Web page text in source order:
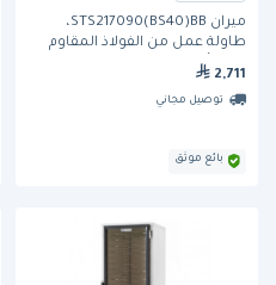
ميران STS217090(BS40)BB،
طاولة عمل من الفولاذ المقاوم
للصدأ، 2100 مم
2,711
توصيل مجاني
بائع موثق